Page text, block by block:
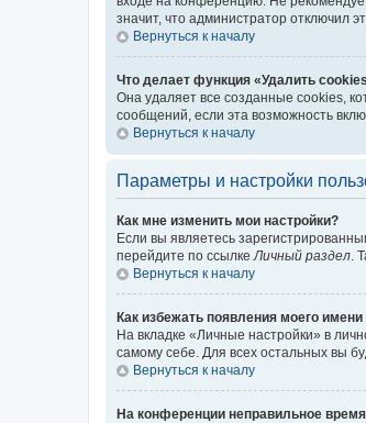
значит, что администратор отключил
Вернуться к началу
Что делает функция «Удалить
Она удаляет все созданные cookies,
сообщений, если эта возможность
Вернуться к началу
Параметры и настройки
Как мне изменить мои настройки?
Если вы являетесь
перейдите по ссылкеЛичный раздел.
Вернуться к началу
Как избежать появления моего
На вкладке «Личные настройки» в
самому себе. Для всех остальных вы
Вернуться к началу
На конференции неправильное